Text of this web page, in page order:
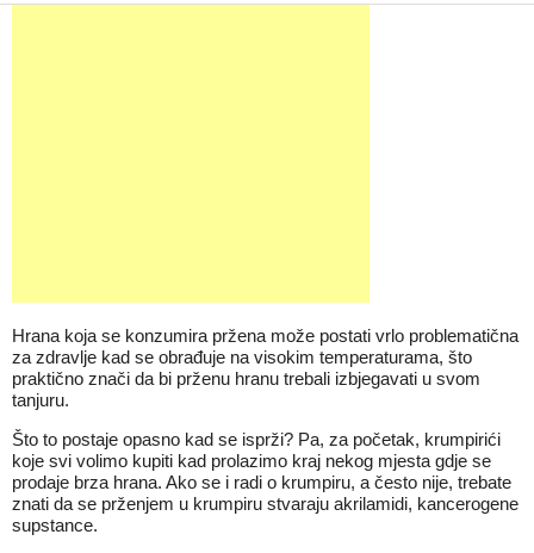
Hrana koja se konzumira pržena može postati vrlo problematična
za zdravlje kad se obrađuje na visokim temperaturama, što
praktično znači da bi prženu hranu trebali izbjegavati u svom
tanjuru.
Što to postaje opasno kad se isprži? Pa, za početak, krumpirići
koje svi volimo kupiti kad prolazimo kraj nekog mjesta gdje se
prodaje brza hrana. Ako se i radi o krumpiru, a često nije, trebate
znati da se prženjem u krumpiru stvaraju akrilamidi, kancerogene
supstance.